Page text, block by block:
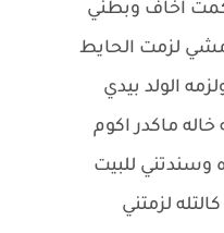
اخاف وبطني
لزمت الحايط
الولد بيدي
ماكدر اكوم
وسندتني للبيت
لزمتني